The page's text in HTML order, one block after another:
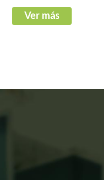
Ver más